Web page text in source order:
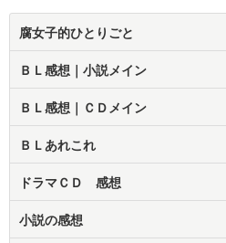
腐女子的ひとりごと
ＢＬ感想｜小説メイン
ＢＬ感想｜ＣＤメイン
ＢＬあれこれ
ドラマＣＤ 感想
小説の感想